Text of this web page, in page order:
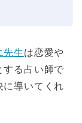
先生は恋愛や
する占い師で
に導いてくれ